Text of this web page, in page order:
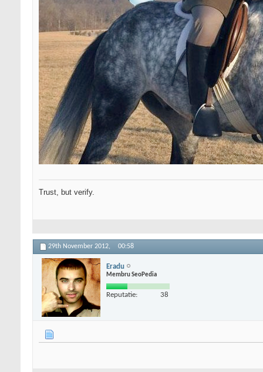
Trust, but verify.
29th November 2012, 00:58
Eradu
Membru SeoPedia
Reputatie: 38